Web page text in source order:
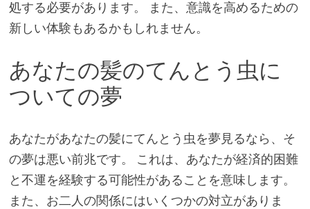
処する必要があります。 また、意識を高めるための
新しい体験もあるかもしれません。
あなたの髪のてんとう虫に
ついての夢
あなたがあなたの髪にてんとう虫を夢見るなら、そ
の夢は悪い前兆です。 これは、あなたが経済的困難
と不運を経験する可能性があることを意味します。
また、お二人の関係にはいくつかの対立がありま